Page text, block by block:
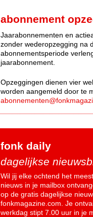
abonnement
Jaarabonnementen en
zonder wederopzegging na
abonnementsperiode
jaarabonnement.
Opzeggingen dienen vier
worden aangemeld door te
fonk daily
dagelijkse
Wil jij elke ochtend het
nieuws in je mailbox
op de gratis dagelijkse
fonkmagazine.com. Je
werkdag stipt 7.00 uur in je